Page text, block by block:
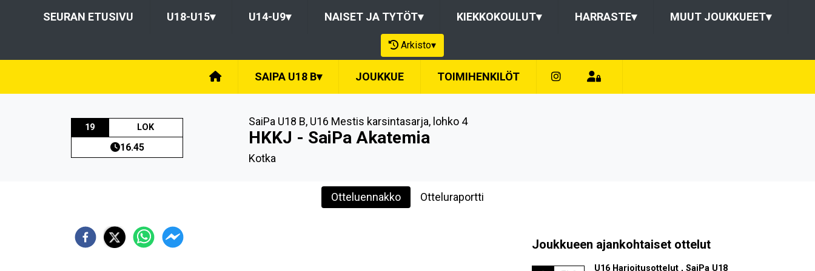
SEURAN ETUSIVU U18-U15▾ U14-U9▾ NAISET JA TYTÖT▾ KIEKKOKOULUT▾ HARRASTE▾ MUUT JOUKKUEET▾
Arkisto▾
SAIPA U18 B▾ JOUKKUE TOIMIHENKILÖT
19 LOK
16.45
SaiPa U18 B, U16 Mestis karsintasarja, lohko 4
HKKJ - SaiPa Akatemia
Kotka
Otteluennakko Otteluraportti
Joukkueen ajankohtaiset ottelut
U16 Harjoitusottelut , SaiPa U18